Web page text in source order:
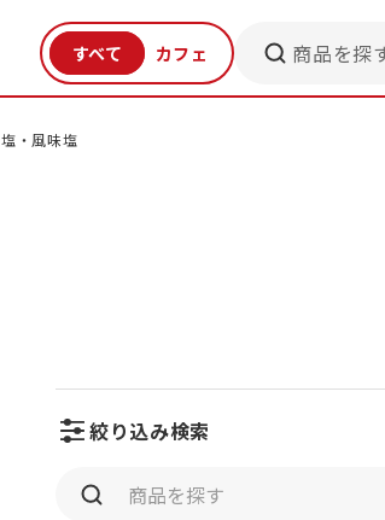
商品を探
塩・風味塩
絞り込み検索